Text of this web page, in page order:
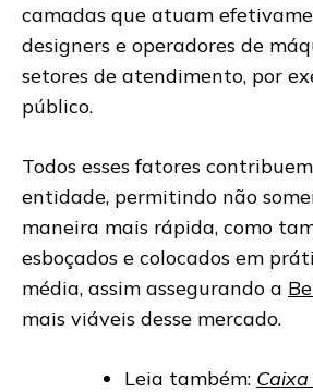
camadas que atuam
designers e operadores de
setores de atendimento, por
público.
Todos esses fatores
entidade, permitindo não
maneira mais rápida, como
esboçados e colocados em
média, assim assegurando a
mais viáveis desse mercado.
Leia também: